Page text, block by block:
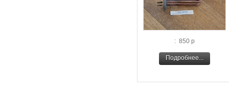
: 850 р
Подробнее...